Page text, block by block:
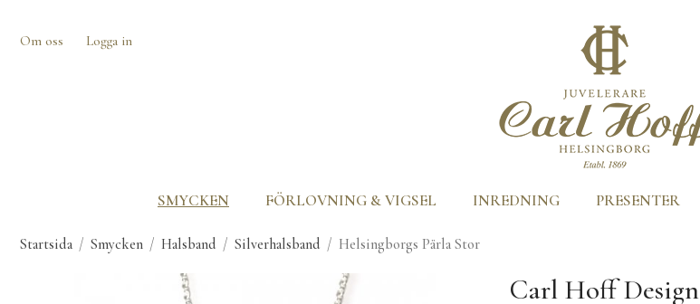
Om oss Logga in
SMYCKEN FÖRLOVNING & VIGSEL INREDNING PRESENTER
Startsida / Smycken / Halsband / Silverhalsband / Helsingborgs Pärla Stor
Carl Hoff Design